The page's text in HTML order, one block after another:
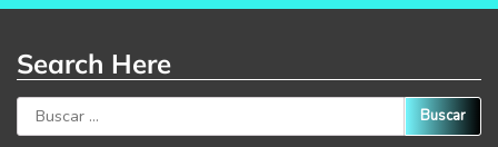
Search Here
Buscar: